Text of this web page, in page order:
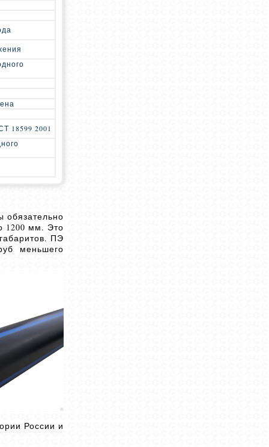
18599 2001
1200 мм. Это
ПЭ
меньшего
России и